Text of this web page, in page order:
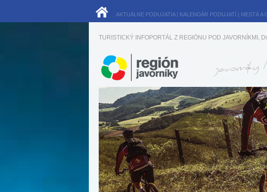
AKTUÁLNE PODUJATIA| KALENDÁR PODUJATÍ | MESTÁ A
TURISTICKÝ INFOPORTÁL Z REGIÓNU POD JAVORNÍKMI,